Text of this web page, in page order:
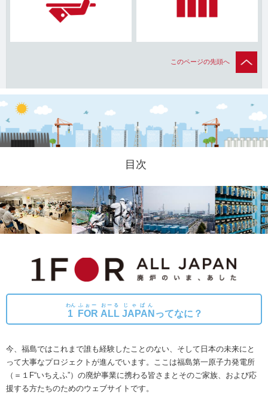
このページの先頭へ
目次
1
わん
FOR
ふぉー
ALL
おーる
JAPAN
じゃぱん
ってなに？
今、福島ではこれまで誰も経験したことのない、そして日本の未来にと
って大事なプロジェクトが進んでいます。
ここは福島第一原子力発電所
（＝１F“いちえふ”）の廃炉事業に携わる皆さまとそのご家族、および応
援する方たちのためのウェブサイトです。